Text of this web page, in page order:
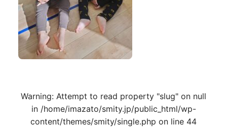
Warning: Attempt to read property "slug" on null
in /home/imazato/smity.jp/public_html/wp-
content/themes/smity/single.php on line 44